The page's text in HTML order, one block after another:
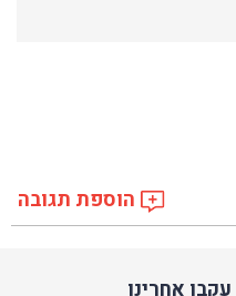
הוספת תגובה
עקבו אחרינו